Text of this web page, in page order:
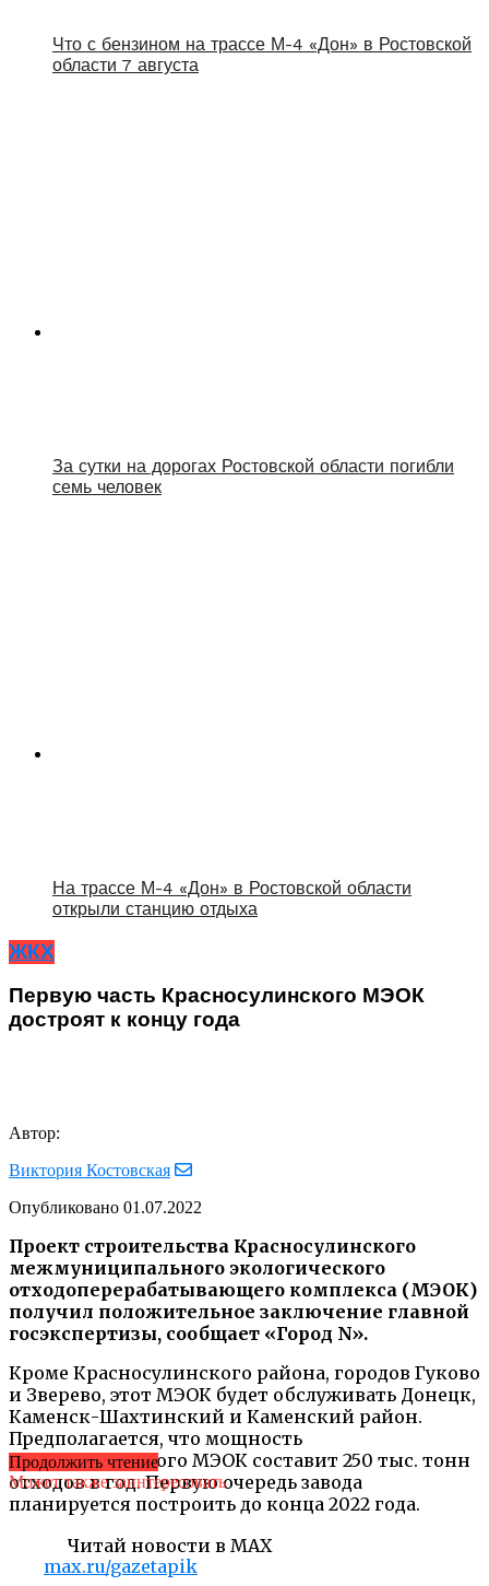
Что с бензином на трассе М-4 «Дон» в Ростовской
области 7 августа
За сутки на дорогах Ростовской области погибли
семь человек
На трассе М-4 «Дон» в Ростовской области
открыли станцию отдыха
ЖКХ
Первую часть Красносулинского МЭОК
достроят к концу года
Автор:
Виктория Костовская
Опубликовано 01.07.2022
Проект строительства Красносулинского
межмуниципального экологического
отходоперерабатывающего комплекса (МЭОК)
получил положительное заключение главной
госэкспертизы, сообщает «Город N».
Кроме Красносулинского района, городов Гуково
и Зверево, этот МЭОК будет обслуживать Донецк,
Каменск-Шахтинский и Каменский район.
Предполагается, что мощность
Красносулинского МЭОК составит 250 тыс. тонн
отходов в год. Первую очередь завода
планируется построить до конца 2022 года.
Читай новости в MAX
max.ru/gazetapik
Продолжить чтение
Может также заинтересовать